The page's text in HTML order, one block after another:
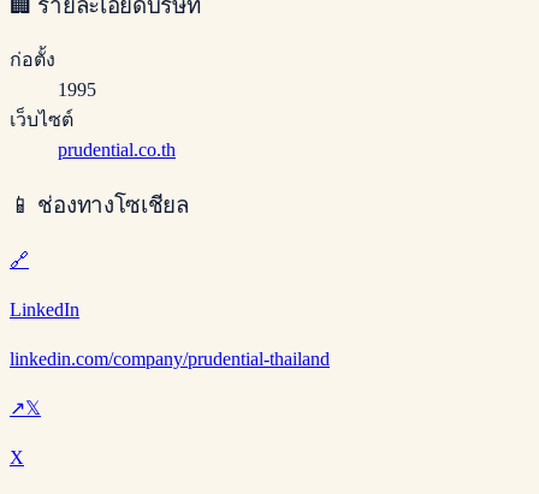
ก่อตั้ง
1995
เว็บไซต์
prudential.co.th
📱 ช่องทางโซเชียล
🔗
LinkedIn
linkedin.com/company/prudential-thailand
↗𝕏
X